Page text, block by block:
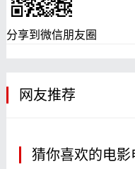
分享到微信朋友圈
网友推荐
猜你喜欢的电影